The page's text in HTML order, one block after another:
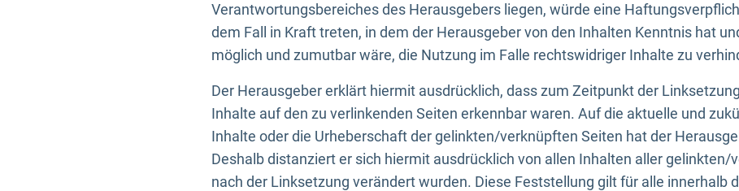
Verantwortungsbereiches des Herausgebers liegen, würde eine
dem Fall in Kraft treten, in dem der Herausgeber von den Inhalten Kenntnis hat
möglich und zumutbar wäre, die Nutzung im Falle rechtswidriger Inhalte zu
Der Herausgeber erklärt hiermit ausdrücklich, dass zum Zeitpunkt der
Inhalte auf den zu verlinkenden Seiten erkennbar waren. Auf die aktuelle und
Inhalte oder die Urheberschaft der gelinkten/verknüpften Seiten hat der
Deshalb distanziert er sich hiermit ausdrücklich von allen Inhalten aller gelinkten/
nach der Linksetzung verändert wurden. Diese Feststellung gilt für alle innerhalb